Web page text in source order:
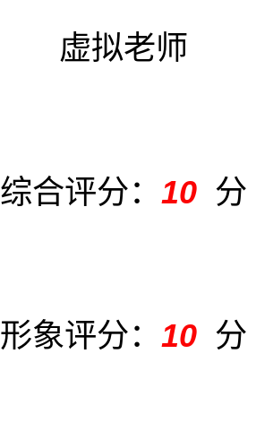
虚拟老师
综合评分：10 分
形象评分：10 分